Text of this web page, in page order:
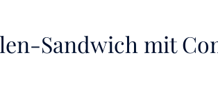
Sandwich mit